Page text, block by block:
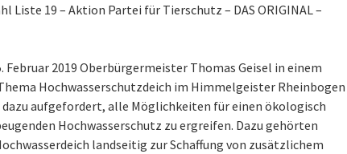
Liste 19 – Aktion Partei für Tierschutz – DAS ORIGINAL –
Februar 2019 Oberbürgermeister Thomas Geisel in einem
Hochwasserschutzdeich im Himmelgeister Rheinbogen
dazu aufgefordert, alle Möglichkeiten für einen ökologisch
Hochwasserschutz zu ergreifen. Dazu gehörten
landseitig zur Schaffung von zusätzlichem